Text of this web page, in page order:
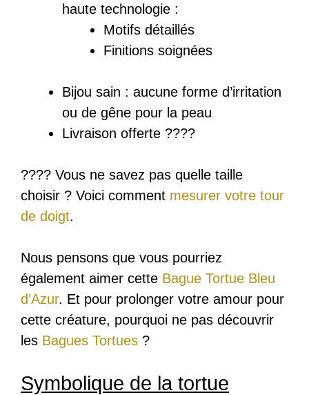
haute technologie :
Motifs détaillés
Finitions soignées
Bijou sain : aucune forme d’irritation
ou de gêne pour la peau
Livraison offerte ????
???? Vous ne savez pas quelle taille
choisir ? Voici comment mesurer votre tour
de doigt.
Nous pensons que vous pourriez
également aimer cette Bague Tortue Bleu
d’Azur. Et pour prolonger votre amour pour
cette créature, pourquoi ne pas découvrir
les Bagues Tortues ?
Symbolique de la tortue